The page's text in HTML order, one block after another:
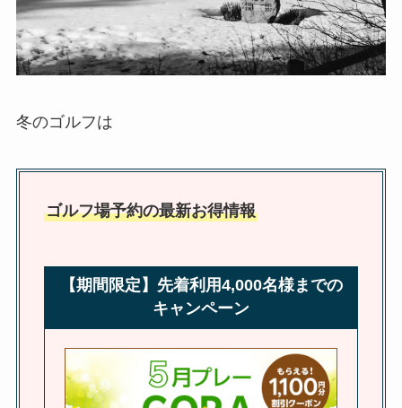
冬のゴルフは
ゴルフ場予約の最新お得情報
【期間限定】先着利用4,000名様までの
キャンペーン